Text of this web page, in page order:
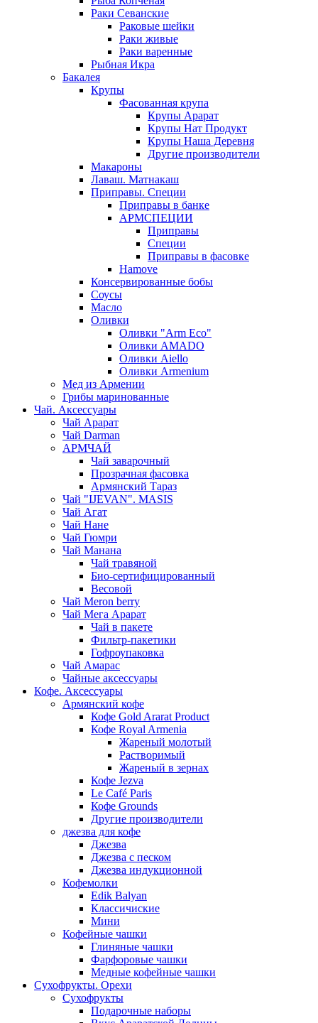
Раки Севанские
Раковые шейки
Раки живые
Раки варенные
Рыбная Икра
Бакалея
Крупы
Фасованная крупа
Крупы Арарат
Крупы Нат Продукт
Крупы Наша Деревня
Другие производители
Макароны
Лаваш. Матнакаш
Приправы. Специи
Приправы в банке
АРМСПЕЦИИ
Приправы
Специи
Приправы в фасовке
Hamove
Консервированные бобы
Соусы
Масло
Оливки
Оливки "Arm Eco"
Оливки AMADO
Оливки Aiello
Оливки Armenium
Мед из Армении
Грибы маринованные
Чай. Аксессуары
Чай Арарат
Чай Darman
АРМЧАЙ
Чай заварочный
Прозрачная фасовка
Армянский Тараз
Чай "IJEVAN". MASIS
Чай Агат
Чай Нане
Чай Гюмри
Чай Манана
Чай травяной
Био-сертифицированный
Весовой
Чай Meron berry
Чай Мега Арарат
Чай в пакете
Фильтр-пакетики
Гофроупаковка
Чай Амарас
Чайные аксессуары
Кофе. Аксессуары
Армянский кофе
Кофе Gold Ararat Product
Кофе Royal Armenia
Жареный молотый
Растворимый
Жареный в зернах
Кофе Jezva
Le Café Paris
Кофе Grounds
Другие производители
джезва для кофе
Джезва
Джезва с песком
Джезва индукционной
Кофемолки
Edik Balyan
Классичиские
Мини
Кофейные чашки
Глиняные чашки
Фарфоровые чашки
Медные кофейные чашки
Сухофрукты. Орехи
Сухофрукты
Подарочные наборы